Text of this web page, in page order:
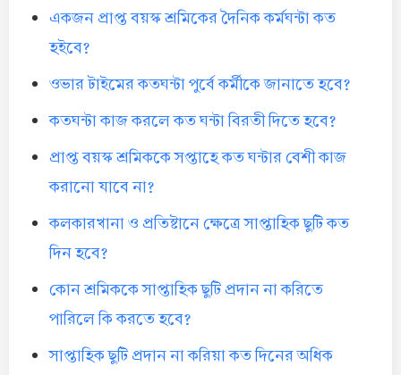
একজন প্রাপ্ত বয়স্ক শ্রমিকের দৈনিক কর্মঘন্টা কত
হইবে?
ওভার টাইমের কতঘন্টা পুর্বে কর্মীকে জানাতে হবে?
কতঘন্টা কাজ করলে কত ঘন্টা বিরতী দিতে হবে?
প্রাপ্ত বয়স্ক শ্রমিককে সপ্তাহে কত ঘন্টার বেশী কাজ
করানো যাবে না?
কলকারখানা ও প্রতিষ্টানে ক্ষেত্রে সাপ্তাহিক ছুটি কত
দিন হবে?
কোন শ্রমিককে সাপ্তাহিক ছুটি প্রদান না করিতে
পারিলে কি করতে হবে?
সাপ্তাহিক ছুটি প্রদান না করিয়া কত দিনের অধিক